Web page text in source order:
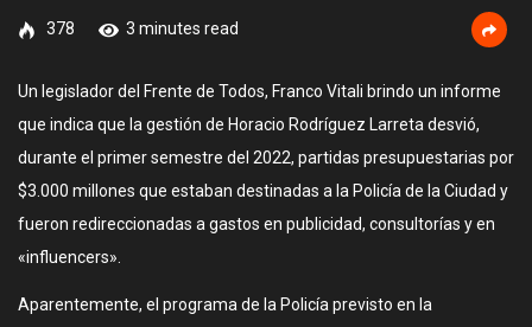
378 3 minutes read
Un legislador del Frente de Todos, Franco Vitali brindo un informe
que indica que la gestión de Horacio Rodríguez Larreta desvió,
durante el primer semestre del 2022, partidas presupuestarias por
$3.000 millones que estaban destinadas a la Policía de la Ciudad y
fueron redireccionadas a gastos en publicidad, consultorías y en
«influencers».
Aparentemente, el programa de la Policía previsto en la